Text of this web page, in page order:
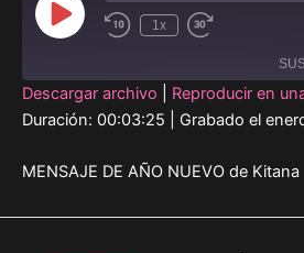
Reproducir
episodio
1x
COMPART
ENLACE
R
Descargar archivo Reproducir en
Duración: 00:03:25
Grabado el
MENSAJE DE AÑO NUEVO de Kitana